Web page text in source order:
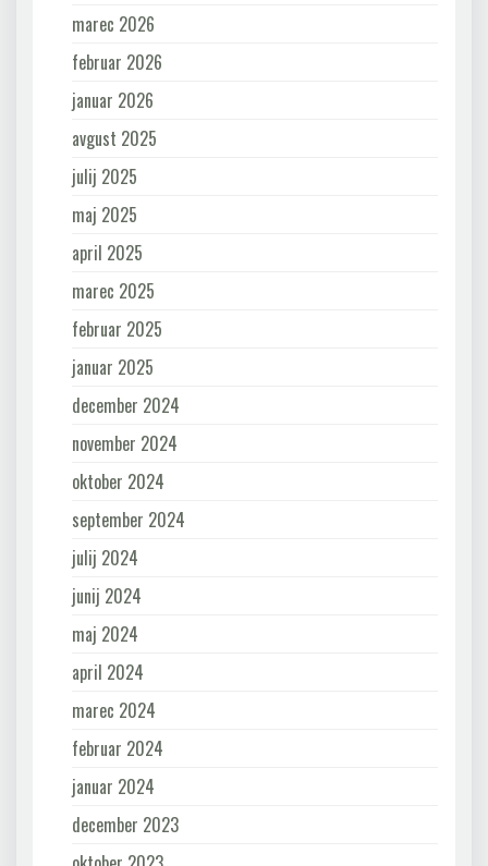
marec 2026
februar 2026
januar 2026
avgust 2025
julij 2025
maj 2025
april 2025
marec 2025
februar 2025
januar 2025
december 2024
november 2024
oktober 2024
september 2024
julij 2024
junij 2024
maj 2024
april 2024
marec 2024
februar 2024
januar 2024
december 2023